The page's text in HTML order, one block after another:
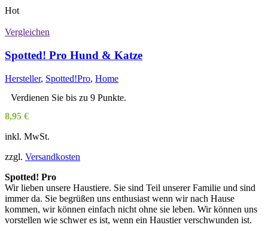
Hot
Vergleichen
Spotted! Pro Hund & Katze
Hersteller, Spotted!Pro, Home
Verdienen Sie bis zu 9 Punkte.
8,95 €
inkl. MwSt.
zzgl. Versandkosten
Spotted! Pro
Wir lieben unsere Haustiere. Sie sind Teil unserer Familie und sind
immer da. Sie begrüßen uns enthusiast wenn wir nach Hause
kommen, wir können einfach nicht ohne sie leben. Wir können uns
vorstellen wie schwer es ist, wenn ein Haustier verschwunden ist.